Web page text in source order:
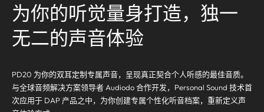
为你的听觉量身打造，独一
无二的声音体验
PD20 为你的双耳定制专属声音，呈现真正契合个人听感的最佳音质。
与全球音频解决方案领导者 Audiodo 合作开发，Personal Sound 技术首
次应用于 DAP 产品之中，为你创建专属个性化听音档案，重新定义声